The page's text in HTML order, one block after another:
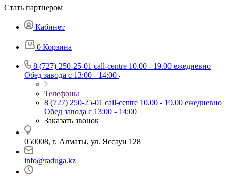
Стать партнером
Кабинет
0 Корзина
8 (727) 250-25-01 call-centre 10.00 - 19.00 ежедневно
Обед завода с 13:00 - 14:00
Телефоны
8 (727) 250-25-01 call-centre 10.00 - 19.00 ежедневно
Обед завода с 13:00 - 14:00
Заказать звонок
050008, г. Алматы, ул. Яссауи 128
info@raduga.kz